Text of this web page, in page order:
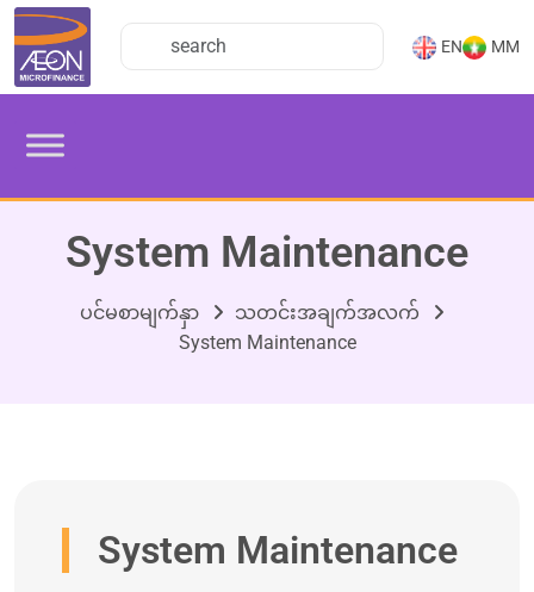
EN MM
System Maintenance
ပင်မစာမျက်နှာ
သတင်းအချက်အလက်
System Maintenance
System Maintenance